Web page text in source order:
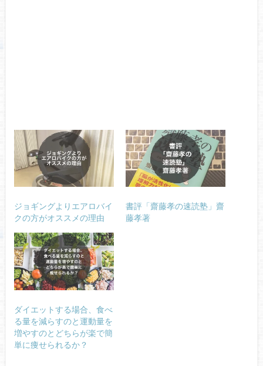
ジョギングよりエアロバイ
クの方がオススメの理由
書評「齋藤孝の速読塾」齋
藤孝著
ダイエットする場合、食べ
る量を減らすのと運動量を
増やすのとどちらが楽で簡
単に痩せられるか？